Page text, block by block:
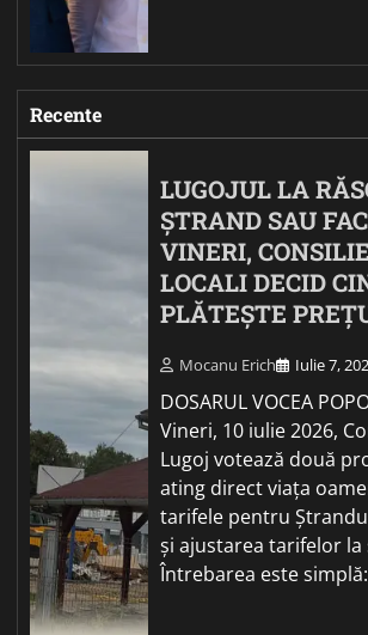
Recente
LUGOJUL LA
ȘTRAND SAU
VINERI,
LOCALI DECID
PLĂTEȘTE
Mocanu Erich Iulie 7,
DOSARUL VOCEA
Vineri, 10 iulie 2026,
Lugoj votează două
ating direct viața
tarifele pentru
și ajustarea tarifelor la
Întrebarea este